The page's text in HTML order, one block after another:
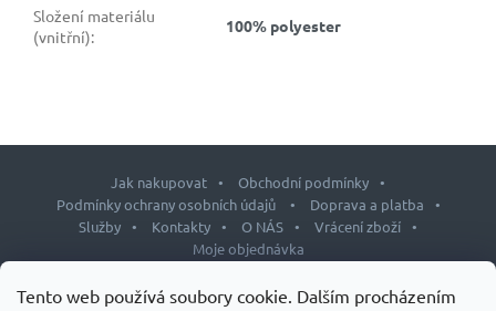
Tento web používá soubory cookie. Dalším procházením
Složení materiálu
(vnitřní):
100% polyester
Jak nakupovat
Obchodní podmínky
Podmínky ochrany osobních údajů
Doprava a platba
Služby
Kontakty O NÁS
Vrácení zboží
Moje objednávka